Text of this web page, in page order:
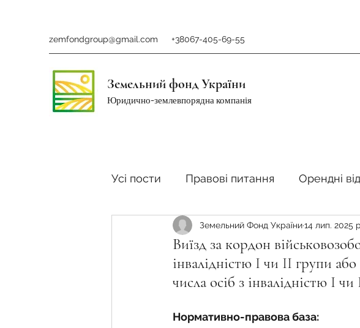
zemfondgroup@gmail.com +38067-405-69-55
Земельний фонд України
Юридично-землевпорядна компанія
Усі пости Правові питання Орендні
Ринок землі Податки стосовно
Фермерське господарство
Новини земельного законодавства
Виїзд за кордон
інвалідністю I чи II групи
числа осіб з інвалідністю I
Земельний Фонд України14 лип. 2025
Нормативно-правова база: